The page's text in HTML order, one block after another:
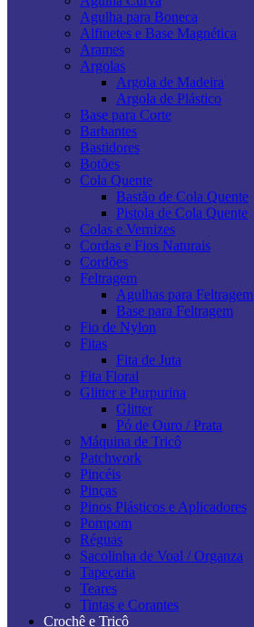
Agulha para Boneca
Alfinetes e Base Magnética
Arames
Argolas
Argola de Madeira
Argola de Plástico
Base para Corte
Barbantes
Bastidores
Botões
Cola Quente
Bastão de Cola Quente
Pistola de Cola Quente
Colas e Vernizes
Cordas e Fios Naturais
Cordões
Feltragem
Agulhas para Feltragem
Base para Feltragem
Fio de Nylon
Fitas
Fita de Juta
Fita Floral
Glitter e Purpurina
Glitter
Pó de Ouro / Prata
Máquina de Tricô
Patchwork
Pincéis
Pinças
Pinos Plásticos e Aplicadores
Pompom
Réguas
Sacolinha de Voal / Organza
Tapeçaria
Teares
Tintas e Corantes
Crochê e Tricô